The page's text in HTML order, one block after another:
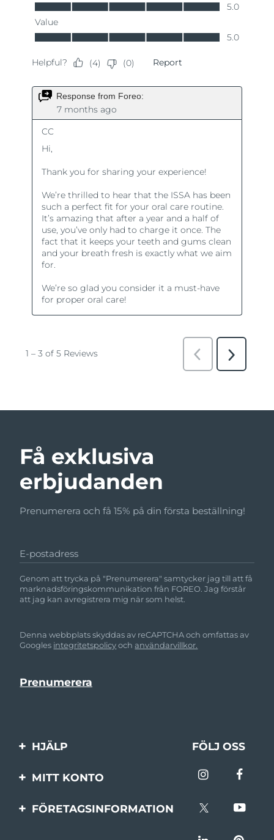
Få exklusiva
erbjudanden
Prenumerera och få 15% på din första beställning!
E-postadress
Genom att trycka på "Prenumerera" samtycker jag till att få
marknadsföringskommunikation från FOREO. Jag förstår
att jag kan avregistrera mig när som helst.
Denna webbplats skyddas av reCAPTCHA och omfattas av
Googles integritetspolicyochanvändarvillkor.
HJÄLP
Kontakta oss
FÖLJ OSS
MITT KONTO
Produktregistrering
FÖRETAGSINFORMATION